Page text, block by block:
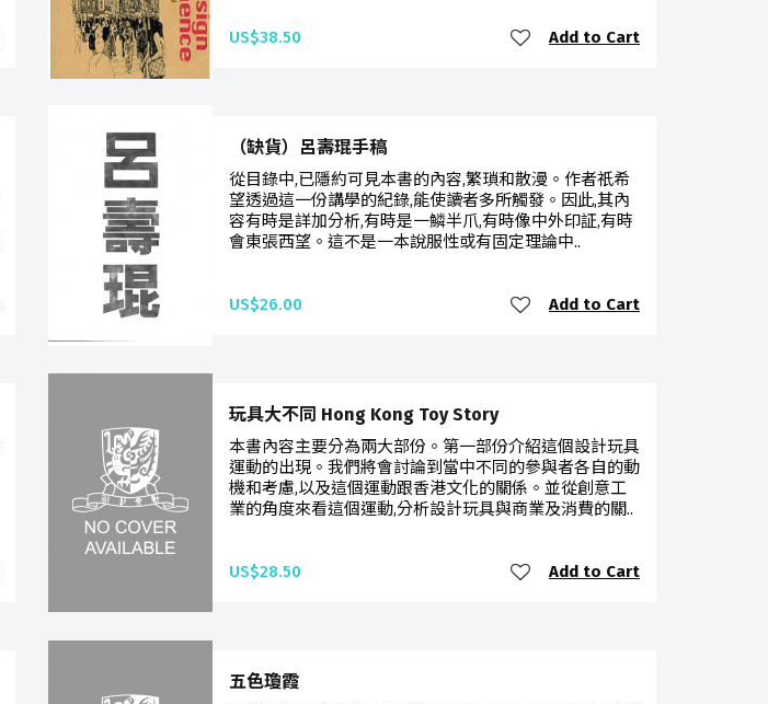
US$38.50 Add to Cart
（缺貨）呂壽琨手稿
從目錄中,已隱約可見本書的內容,繁瑣和散漫。作者祇希
望透過這一份講學的紀錄,能使讀者多所觸發。因此,其內
容有時是詳加分析,有時是一鱗半爪,有時像中外印証,有時
會東張西望。這不是一本說服性或有固定理論中..
US$26.00 Add to Cart
玩具大不同 Hong Kong Toy Story
本書內容主要分為兩大部份。第一部份介紹這個設計玩具
運動的出現。我們將會討論到當中不同的參與者各自的動
機和考慮,以及這個運動跟香港文化的關係。並從創意工
業的角度來看這個運動,分析設計玩具與商業及消費的關..
US$28.50 Add to Cart
五色瓊霞